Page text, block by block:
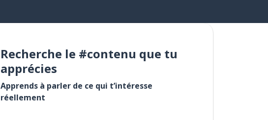
Recherche le #contenu que tu
apprécies
Apprends à parler de ce qui t’intéresse
réellement